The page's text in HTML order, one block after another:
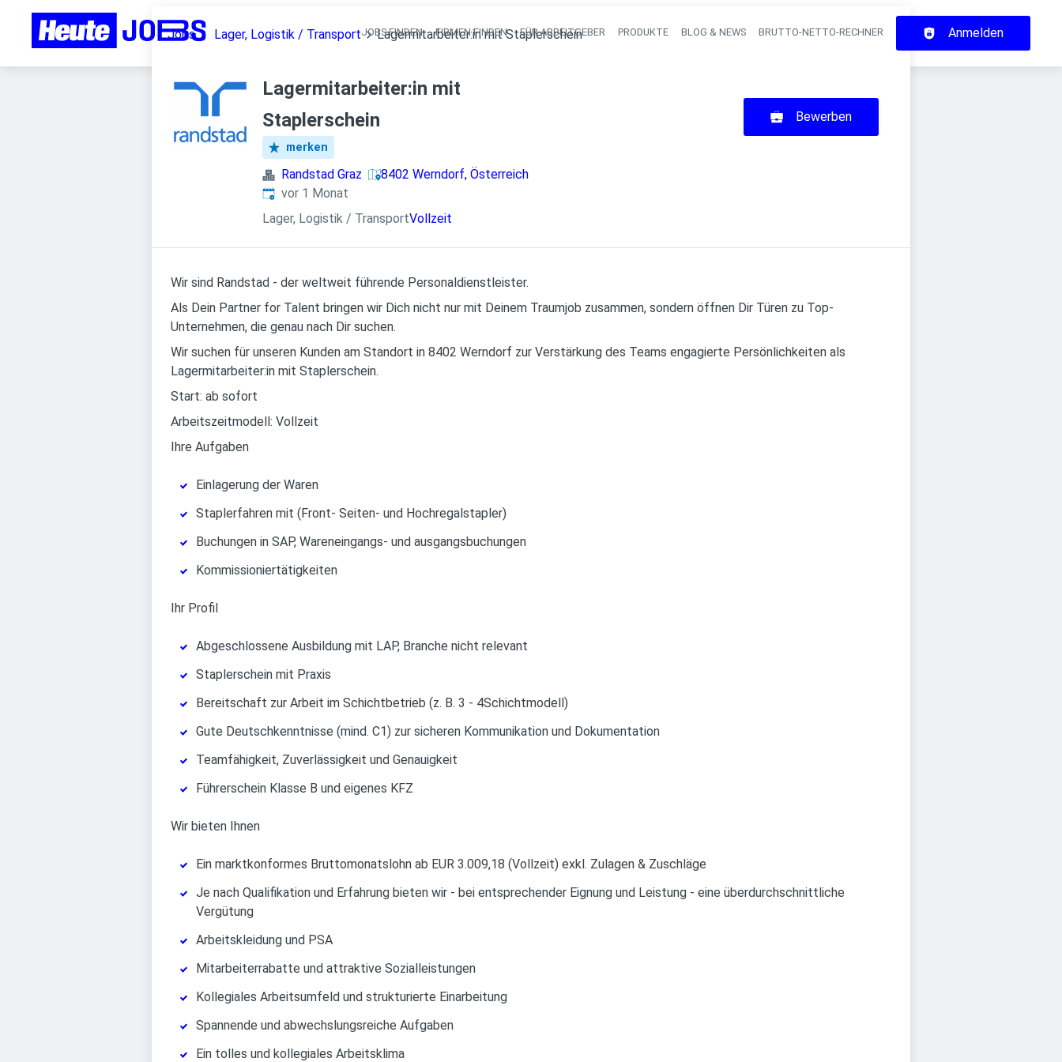
Haupt-Navigation
JOBS FINDEN FIRMEN FINDEN FÜR ARBEITGEBER PRODUKTE BLOG & NEWS BRUTTO-NETTO-RECHNER Anmelden
Jobs Lager, Logistik / Transport Lagermitarbeiter:in mit Staplerschein
Lagermitarbeiter:in mit
Staplerschein
merken
Randstad Graz
8402 Werndorf, Österreich
Veröffentlicht:
vor 1 Monat
Lager, Logistik / TransportVollzeit
Bewerben
Wir sind Randstad - der weltweit führende Personaldienstleister.
Als Dein Partner for Talent bringen wir Dich nicht nur mit Deinem Traumjob zusammen, sondern öffnen Dir Türen zu Top-
Unternehmen, die genau nach Dir suchen.
Wir suchen für unseren Kunden am Standort in 8402 Werndorf zur Verstärkung des Teams engagierte Persönlichkeiten als
Lagermitarbeiter:in mit Staplerschein.
Start: ab sofort
Arbeitszeitmodell: Vollzeit
Ihre Aufgaben
Einlagerung der Waren
Staplerfahren mit (Front- Seiten- und Hochregalstapler)
Buchungen in SAP, Wareneingangs- und ausgangsbuchungen
Kommissioniertätigkeiten
Ihr Profil
Abgeschlossene Ausbildung mit LAP, Branche nicht relevant
Staplerschein mit Praxis
Bereitschaft zur Arbeit im Schichtbetrieb (z. B. 3 - 4Schichtmodell)
Gute Deutschkenntnisse (mind. C1) zur sicheren Kommunikation und Dokumentation
Teamfähigkeit, Zuverlässigkeit und Genauigkeit
Führerschein Klasse B und eigenes KFZ
Wir bieten Ihnen
Ein marktkonformes Bruttomonatslohn ab EUR 3.009,18 (Vollzeit) exkl. Zulagen & Zuschläge
Je nach Qualifikation und Erfahrung bieten wir - bei entsprechender Eignung und Leistung - eine überdurchschnittliche
Vergütung
Arbeitskleidung und PSA
Mitarbeiterrabatte und attraktive Sozialleistungen
Kollegiales Arbeitsumfeld und strukturierte Einarbeitung
Spannende und abwechslungsreiche Aufgaben
Ein tolles und kollegiales Arbeitsklima